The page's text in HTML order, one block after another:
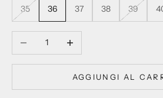
35
36 37 38 39
Diminuisci quantitàAumenta quantità
AGGIUNGI AL